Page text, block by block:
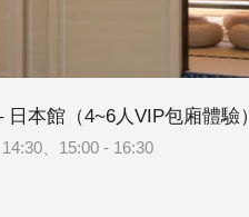
本館（4~6人VIP包廂體驗）
、15:00 - 16:30